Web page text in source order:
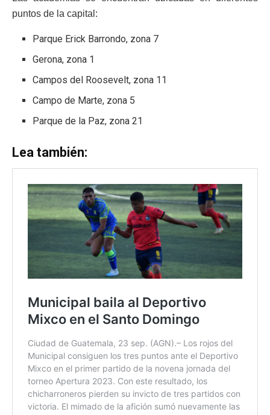
puntos de la capital:
Parque Erick Barrondo, zona 7
Gerona, zona 1
Campos del Roosevelt, zona 11
Campo de Marte, zona 5
Parque de la Paz, zona 21
Lea también: